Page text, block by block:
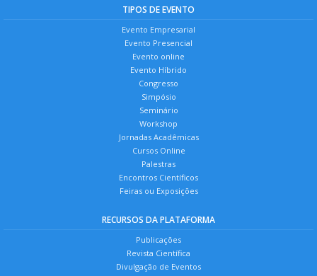
TIPOS DE EVENTO
Evento Empresarial
Evento Presencial
Evento online
Evento Híbrido
Congresso
Simpósio
Seminário
Workshop
Jornadas Acadêmicas
Cursos Online
Palestras
Encontros Científicos
Feiras ou Exposições
RECURSOS DA PLATAFORMA
Publicações
Revista Científica
Divulgação de Eventos